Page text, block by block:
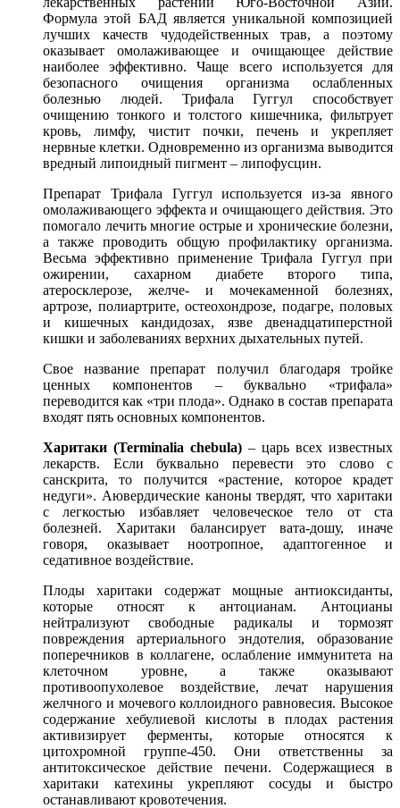
Формула этой БАД является уникальной композицией
лучших качеств чудодейственных трав, а поэтому
оказывает омолаживающее и очищающее действие
наиболее эффективно. Чаще всего используется для
безопасного очищения организма ослабленных
болезнью людей. Трифала Гуггул способствует
очищению тонкого и толстого кишечника, фильтрует
кровь, лимфу, чистит почки, печень и укрепляет
нервные клетки. Одновременно из организма выводится
вредный липоидный пигмент – липофусцин.
Препарат Трифала Гуггул используется из-за явного
омолаживающего эффекта и очищающего действия. Это
помогало лечить многие острые и хронические болезни,
а также проводить общую профилактику организма.
Весьма эффективно применение Трифала Гуггул при
ожирении, сахарном диабете второго типа,
атеросклерозе, желче- и мочекаменной болезнях,
артрозе, полиартрите, остеохондрозе, подагре, половых
и кишечных кандидозах, язве двенадцатиперстной
кишки и заболеваниях верхних дыхательных путей.
Свое название препарат получил благодаря тройке
ценных компонентов – буквально «трифала»
переводится как «три плода». Однако в состав препарата
входят пять основных компонентов.
Харитаки (Terminalia chebula) – царь всех известных
лекарств. Если буквально перевести это слово с
санскрита, то получится «растение, которое крадет
недуги». Аювердические каноны твердят, что харитаки
с легкостью избавляет человеческое тело от ста
болезней. Харитаки балансирует вата-дошу, иначе
говоря, оказывает ноотропное, адаптогенное и
седативное воздействие.
Плоды харитаки содержат мощные антиоксиданты,
которые относят к антоцианам. Антоцианы
нейтрализуют свободные радикалы и тормозят
повреждения артериального эндотелия, образование
поперечников в коллагене, ослабление иммунитета на
клеточном уровне, а также оказывают
противоопухолевое воздействие, лечат нарушения
желчного и мочевого коллоидного равновесия. Высокое
содержание хебулиевой кислоты в плодах растения
активизирует ферменты, которые относятся к
цитохромной группе-450. Они ответственны за
антитоксическое действие печени. Содержащиеся в
харитаки катехины укрепляют сосуды и быстро
останавливают кровотечения.